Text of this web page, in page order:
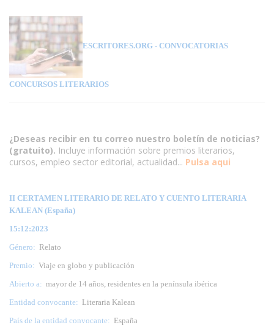
ESCRITORES.ORG - CONVOCATORIAS
CONCURSOS LITERARIOS
¿Deseas recibir en tu correo nuestro boletín de noticias?
(gratuito). Incluye información sobre premios literarios,
cursos, empleo sector editorial, actualidad... Pulsa aqui
II CERTAMEN LITERARIO DE RELATO Y CUENTO LITERARIA
KALEAN (España)
15:12:2023
Género: Relato
Premio: Viaje en globo y publicación
Abierto a: mayor de 14 años, residentes en la península ibérica
Entidad convocante: Literaria Kalean
País de la entidad convocante: España